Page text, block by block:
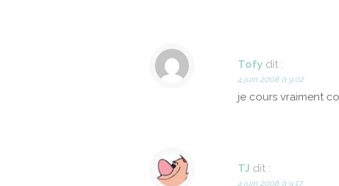
Tofy dit :
4 juin 2008 à 9:02
je cours vraiment
TJ dit :
4 juin 2008 à 9:17